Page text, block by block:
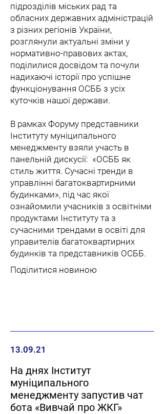
підрозділів міських рад та
обласних державних адміністрацій
з різних регіонів України,
розглянули актуальні зміни у
нормативно-правових актах,
поділилися досвідом та почули
надихаючі історії про успішне
функціонування ОСББ з усіх
куточків нашої держави.
В рамках Форуму представники
Інституту муніципального
менеджменту взяли участь в
панельній дискусії: «ОСББ як
стиль життя. Сучасні тренди в
управлінні багатоквартирними
будинками», під час якої
ознайомили учасників з освітніми
продуктами Інституту та з
сучасними трендами в освіті для
управителів багатоквартирних
будинків та представників ОСББ.
Поділитися новиною
13.09.21
На днях Інститут
муніципального
менеджменту запустив чат
бота «Вивчай про ЖКГ»